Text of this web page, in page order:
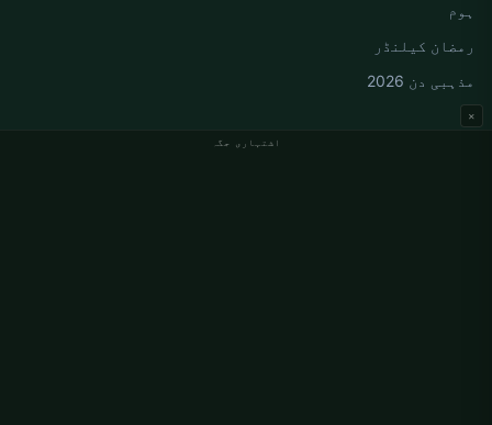
اشتہاری جگہ
×
ہوم
رمضان کیلنڈر
مذہبی دن 2026